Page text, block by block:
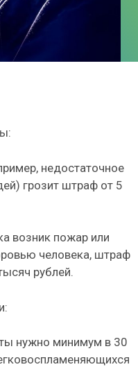
недостаточное
грозит штраф от 5
возник пожар или
человека, штраф
рублей.
нужно минимум в 30